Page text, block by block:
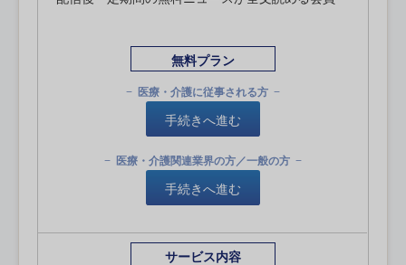
無料プラン
医療・介護に従事される方
手続きへ進む
医療・介護関連業界の方／一般の方
手続きへ進む
サービス内容